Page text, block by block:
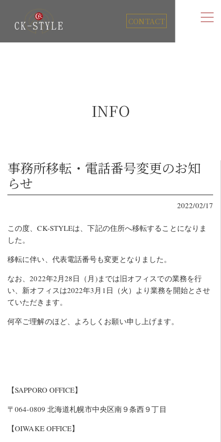
CONTACT
INFO
事務所移転・電話番号変更のお知
らせ
2022/02/17
この度、CK-STYLEは、下記の住所へ移転することになりま
した。
移転に伴い、代表電話番号も変更となりました。
なお、2022年2月28日（月)までは旧オフィスでの業務を行
い、新オフィスは2022年3月1日（火）より業務を開始とさせ
ていただきます。
何卒ご理解のほど、よろしくお願い申し上げます。
【SAPPORO OFFICE】
〒064-0809 北海道札幌市中央区南９条西９丁目
【OIWAKE OFFICE】